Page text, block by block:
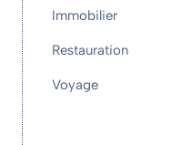
Immobilier
Restauration
Voyage